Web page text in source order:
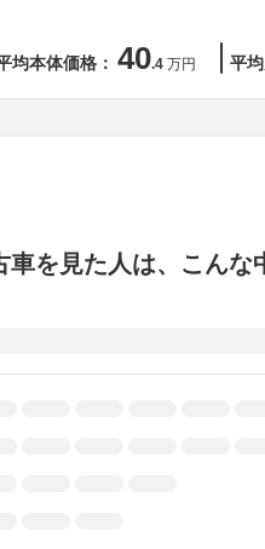
均本体価格： 40.4 万円 平
車を見た人は、こんな